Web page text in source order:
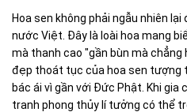
Hoa sen không phải ngẫu nhiên
nước Việt. Đây là loài hoa mang
mà thanh cao "gần bùn mà chẳng
đẹp thoát tục của hoa sen tượng
bác ái vì gần với Đức Phật. Khi gia
tranh phong thủy lí tưởng có thể